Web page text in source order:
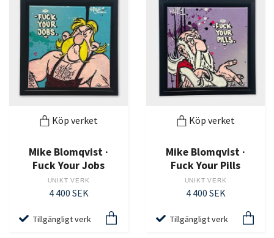
Köp verket
Mike Blomqvist ·
Fuck Your Jobs
UNIKT VERK
4 400 SEK
Tillgängligt verk
Köp verket
Mike Blomqvist ·
Fuck Your Pills
UNIKT VERK
4 400 SEK
Tillgängligt verk